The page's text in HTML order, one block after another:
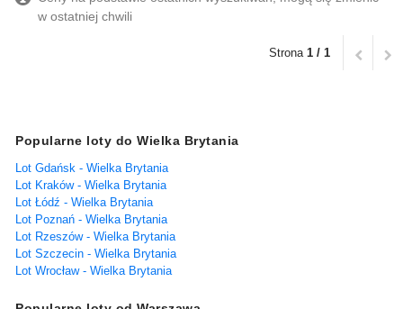
w ostatniej chwili
Strona 1 / 1
Popularne loty do Wielka Brytania
Lot Gdańsk - Wielka Brytania
Lot Kraków - Wielka Brytania
Lot Łódź - Wielka Brytania
Lot Poznań - Wielka Brytania
Lot Rzeszów - Wielka Brytania
Lot Szczecin - Wielka Brytania
Lot Wrocław - Wielka Brytania